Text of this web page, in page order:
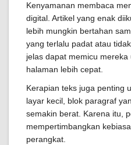
Kenyamanan membaca
digital. Artikel yang enak
lebih mungkin bertahan
yang terlalu padat atau
jelas dapat memicu
halaman lebih cepat.
Kerapian teks juga penting
layar kecil, blok paragraf
semakin berat. Karena itu,
mempertimbangkan
perangkat.